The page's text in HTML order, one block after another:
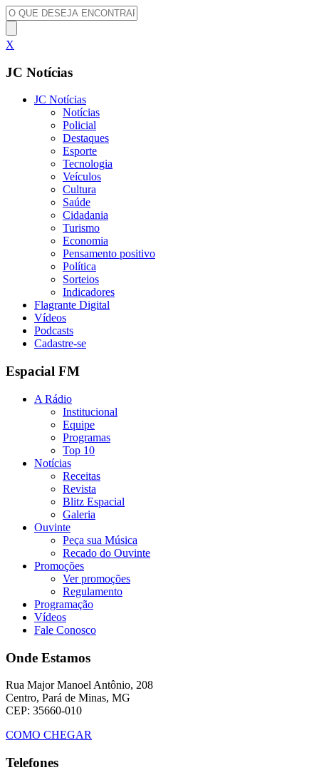
X
JC Notícias
JC Notícias
Notícias
Policial
Destaques
Esporte
Tecnologia
Veículos
Cultura
Saúde
Cidadania
Turismo
Economia
Pensamento positivo
Política
Sorteios
Indicadores
Flagrante Digital
Vídeos
Podcasts
Cadastre-se
Espacial FM
A Rádio
Institucional
Equipe
Programas
Top 10
Notícias
Receitas
Revista
Blitz Espacial
Galeria
Ouvinte
Peça sua Música
Recado do Ouvinte
Promoções
Ver promoções
Regulamento
Programação
Vídeos
Fale Conosco
Onde Estamos
Rua Major Manoel Antônio, 208
Centro, Pará de Minas, MG
CEP: 35660-010
COMO CHEGAR
Telefones